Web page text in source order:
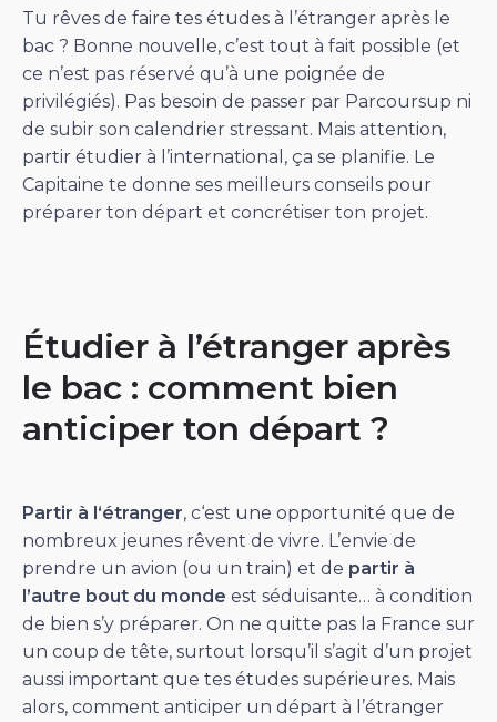
Tu rêves de faire tes études à l’étranger après le
bac ? Bonne nouvelle, c’est tout à fait possible (et
ce n’est pas réservé qu’à une poignée de
privilégiés). Pas besoin de passer par Parcoursup ni
de subir son calendrier stressant. Mais attention,
partir étudier à l’international, ça se planifie. Le
Capitaine te donne ses meilleurs conseils pour
préparer ton départ et concrétiser ton projet.
Étudier à l’étranger après
le bac : comment bien
anticiper ton départ ?
Partir à l‘étranger, c‘est une opportunité que de
nombreux jeunes rêvent de vivre. L’envie de
prendre un avion (ou un train) et de partir à
l’autre bout du monde est séduisante… à condition
de bien s’y préparer. On ne quitte pas la France sur
un coup de tête, surtout lorsqu’il s’agit d’un projet
aussi important que tes études supérieures. Mais
alors, comment anticiper un départ à l’étranger